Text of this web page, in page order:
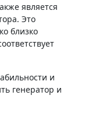
является
Это
близко
и
генератор и